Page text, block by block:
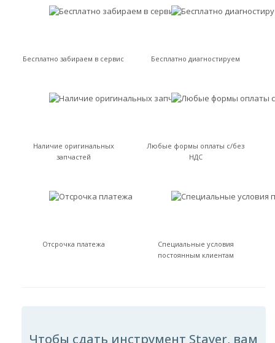
Бесплатно забираем в сервис Бесплатно диагностируем
Наличие оригинальных
запчастей
Любые формы оплаты с/без
НДС
Отсрочка платежа
Специальные условия
постоянным клиентам
Чтобы сдать инструмент Stayer, вам